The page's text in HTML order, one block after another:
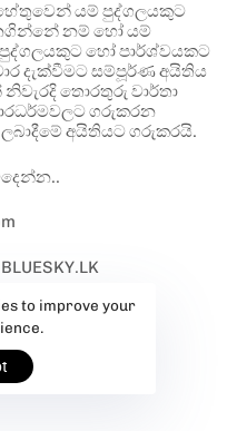
යම් පුද්ගලයකුට
නම් හෝ යම්
හෝ පාර්ශ්වයකට
දැක්වීමට සම්පූර්ණ අයිතිය
තොරතුරු වාර්තා
ගරුකරන
අයිතියට ගරුකරයි.
to improve your